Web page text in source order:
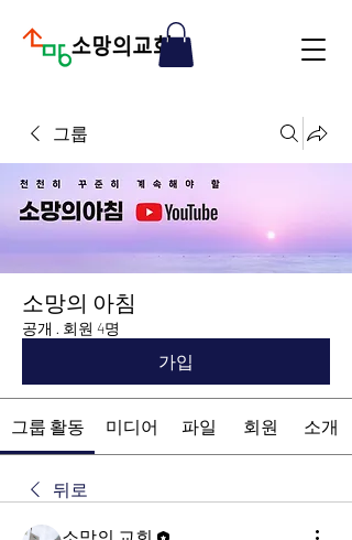
그룹
소망의 아침
공개 · 회원 4명
가입
그룹 활동 미디어 파일 회원 소개
뒤로